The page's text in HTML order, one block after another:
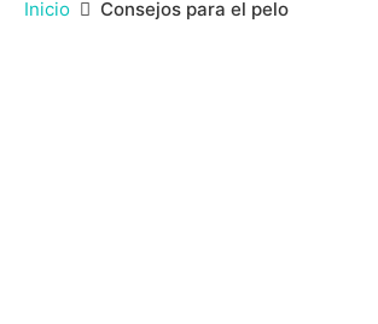
Inicio Consejos para el pelo